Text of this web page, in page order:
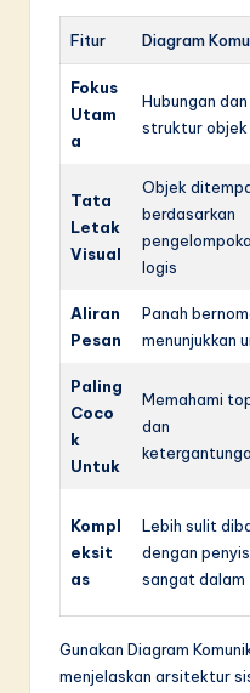
Fitur Diagram
Fokus
Utam
a
Hubungan dan
struktur objek
Tata
Letak
Visual
Objek
berdasarkan
logis
Aliran
Pesan
Panah
menunjukkan
Paling
Coco
k
Untuk
Memahami
dan
Kompl
eksit
as
Lebih sulit
dengan
sangat dalam
Gunakan Diagram
menjelaskan arsitektur